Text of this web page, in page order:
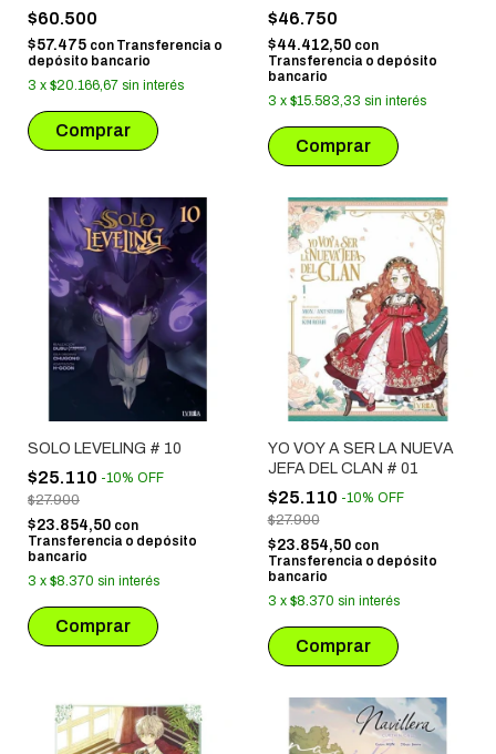
$60.500
$57.475 con Transferencia o
depósito bancario
3 x $20.166,67 sin interés
ART # 02
$46.750
$44.412,50 con
Transferencia o depósito
bancario
3 x $15.583,33 sin interés
SOLO LEVELING # 10
$25.110 -10% OFF
$27.900
$23.854,50 con
Transferencia o depósito
bancario
3 x $8.370 sin interés
YO VOY A SER LA NUEVA
JEFA DEL CLAN # 01
$25.110 -10% OFF
$27.900
$23.854,50 con
Transferencia o depósito
bancario
3 x $8.370 sin interés